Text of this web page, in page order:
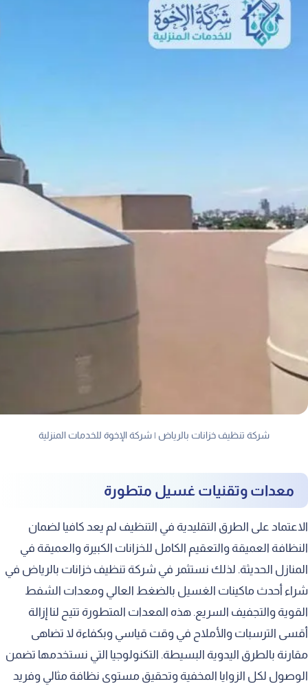
شركة تنظيف خزانات بالرياض | شركة الإخوة للخدمات المنزلية
معدات وتقنيات غسيل متطورة
الاعتماد على الطرق التقليدية في التنظيف لم يعد كافيا لضمان
النظافة العميقة والتعقيم الكامل للخزانات الكبيرة والعميقة في
المنازل الحديثة. لذلك نستثمر في شركة تنظيف خزانات بالرياض في
شراء أحدث ماكينات الغسيل بالضغط العالي ومعدات الشفط
القوية والتجفيف السريع. هذه المعدات المتطورة تتيح لنا إزالة
أقسى الترسبات والأملاح في وقت قياسي وبكفاءة لا تضاهى
مقارنة بالطرق اليدوية البسيطة. التكنولوجيا التي نستخدمها تضمن
الوصول لكل الزوايا المخفية وتحقيق مستوى نظافة مثالي وفريد